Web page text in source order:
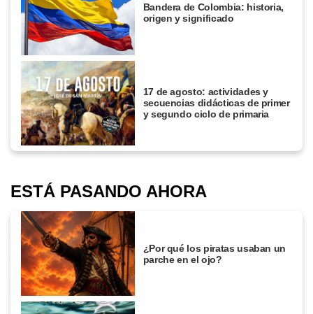
Bandera de Colombia: historia,
origen y significado
17 de agosto: actividades y
secuencias didácticas de primer
y segundo ciclo de primaria
ESTÁ PASANDO AHORA
¿Por qué los piratas usaban un
parche en el ojo?